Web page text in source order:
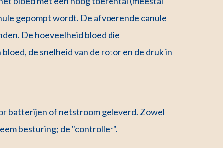
gepompt wordt. De afvoerende canule
De hoeveelheid bloed die
de snelheid van de rotor en de druk in
batterijen of netstroom geleverd. Zowel
besturing; de "controller".